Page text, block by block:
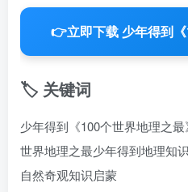
👉立即下载 少年得到
🏷️ 关键词
少年得到《100个世界地理之最
世界地理之最少年得到地理知识
自然奇观知识启蒙